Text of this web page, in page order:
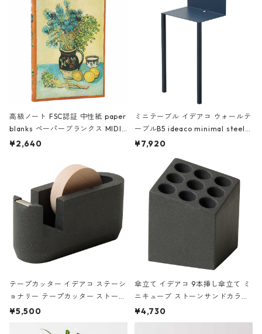
高級ノート FSC認証 中性紙 paper
blanks ペーパーブランクス MIDI
ハードカバー 罫線 ヴァン・ゴッホ
¥2,640
ミニテーブル イデアコ ウォールテ
ーブルB5 ideaco minimal steel f
urniture WALL Table B5 ネイビー
¥7,920
テープカッター イデアコ ステーシ
ョナリー テープカッター ストーン
サンドカラー 石調 ideaco Station
¥5,500
傘立て イデアコ 9本挿し傘立て ミ
ニキューブ ストーンサンドカラー
石調 ideaco Umbrella Stand CUB
E ストーンサンドブラック
¥4,730